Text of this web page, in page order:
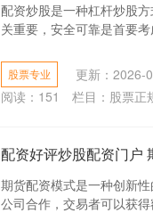
配资炒股是一种杠杆炒股
关重要，安全可靠是首要
股票专业 更新：2026-
阅读： 151 栏目： 股票正
配资好评炒股配资门户
期货配资模式是一种创新
公司合作，交易者可以获